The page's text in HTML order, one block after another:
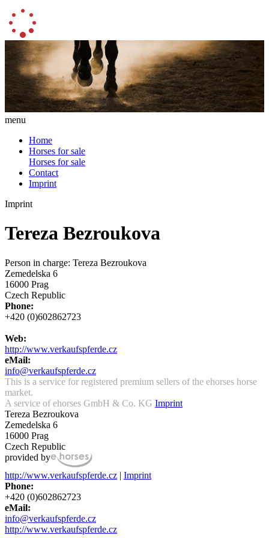
menu
Home
Horses for sale
Horses for sale
Contact
Imprint
Imprint
Tereza Bezroukova
Person in charge: Tereza Bezroukova
Zemedelska 6
16000 Prag
Czech Republic
Phone:
+420 (0)602862723
Web:
http://www.verkaufspferde.cz
eMail:
info@verkaufspferde.cz
This is a service for registered premium sellers of the ehorses horse
market.
A service of ehorses GmbH & Co. KG Imprint
Tereza Bezroukova
Zemedelska 6
16000 Prag
Czech Republic
provided by
http://www.verkaufspferde.cz | Imprint
Phone:
+420 (0)602862723
eMail:
info@verkaufspferde.cz
http://www.verkaufspferde.cz